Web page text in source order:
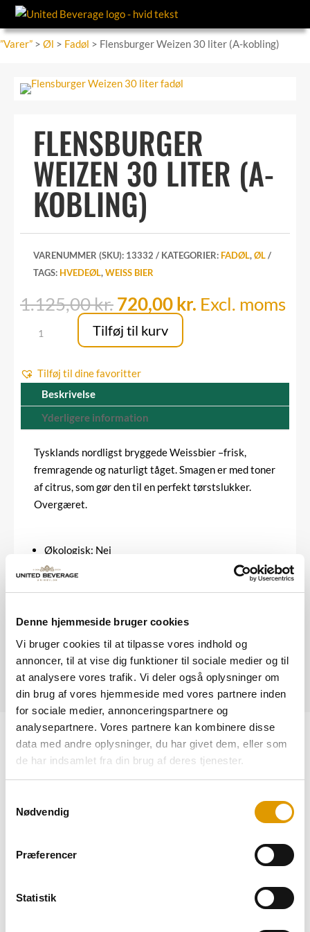
Denne hjemmeside bruger cookies
Vi bruger cookies til at tilpasse vores indhold og
annoncer, til at vise dig funktioner til sociale medier og til
at analysere vores trafik. Vi deler også oplysninger om
din brug af vores hjemmeside med vores partnere inden
for sociale medier, annonceringspartnere og
analysepartnere. Vores partnere kan kombinere disse
data med andre oplysninger, du har givet dem, eller som
de har indsamlet fra din brug af deres tjenester.
Nødvendig
Præferencer
Statistik
”Varer” > Øl > Fadøl > Flensburger Weizen 30 liter (A-kobling)
FLENSBURGER
WEIZEN 30 LITER (A-
KOBLING)
VARENUMMER (SKU): 13332 KATEGORIER: FADØL,ØL
TAGS: HVEDEØL,WEISS BIER
1.125,00kr.Den
oprindelige
pris
var:
1.125,00 kr..
720,00kr.Den
Excl. moms
Weizen
liter
kobling)
Tilføj til kurv
Tilføj til dine favoritter
Beskrivelse
Yderligere information
Tysklands nordligst bryggede Weissbier –frisk,
fremragende og naturligt tåget. Smagen er med toner
af citrus, som gør den til en perfekt tørstslukker.
Overgæret.
Økologisk: Nej
Volume pr. enhed: 30 ltr
Kobling: A-kobling
HAR DU SPØRGSMÅL - KONTAKT OS!
Flensburger Weizen – den autentiske smag af tysk hvedeøl.
Ønsker du at tilføje en ægte smagsoplevelse af tysk hvedeøl
til din drikkevaremenu? Så er Flensburger Weizen det
perfekte valg! Vores øl er brygget med omhu og byder på den
autentiske smag af Tysklands berømte traditioner inden for
hvedeøl.
Hvedeøl har vundet stort indpas hos danskerne gennem de
seneste år, og både mænd og kvinder drikker den med stort
karakteristisk øl, der skiller sig ud med sin lette krop,